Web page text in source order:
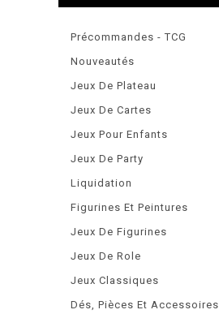
Précommandes - TCG
Nouveautés
Jeux De Plateau
Jeux De Cartes
Jeux Pour Enfants
Jeux De Party
Liquidation
Figurines Et Peintures
Jeux De Figurines
Jeux De Role
Jeux Classiques
Dés, Pièces Et Accessoires